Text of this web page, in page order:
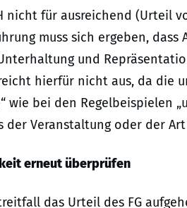
nicht für ausreichend (Urteil
muss sich ergeben,
und
hierfür nicht aus, da die
wie bei den Regelbeispielen
der Veranstaltung oder der
erneut überprüfen
das Urteil des FG